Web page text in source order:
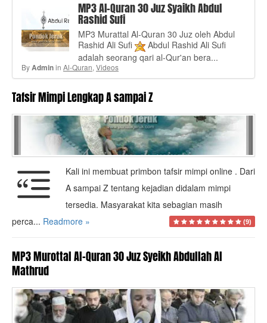
MP3 Al-Quran 30 Juz Syaikh Abdul
Rashid Sufi
MP3 Murattal Al-Quran 30 Juz oleh Abdul
Rashid Ali Sufi
Abdul Rashid Ali Sufi
adalah seorang qari al-Qur'an bera...
ByAdminin Al-Quran, Videos
Tafsir Mimpi Lengkap A sampai Z
Kali ini membuat primbon tafsir mimpi online . Dari
A sampai Z tentang kejadian didalam mimpi
tersedia. Masyarakat kita sebagian masih
perca... Readmore » (9)
MP3 Murottal Al-Quran 30 Juz Syeikh Abdullah Al
Mathrud